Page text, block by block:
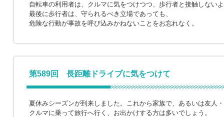
自転車の利用者は、クルマに気をつけつつ、歩行者と接触しない
最後に歩行者は、守られるべき立場であっても、
危険な行動が事故を呼び込みかねないことをお忘れなく。
第589回 長距離ドライブに気をつけて
夏休みシーズンが到来しました。これから家族で、あるいは友人
クルマに乗って旅行へ行く、お出かけする方は多いでしょう。